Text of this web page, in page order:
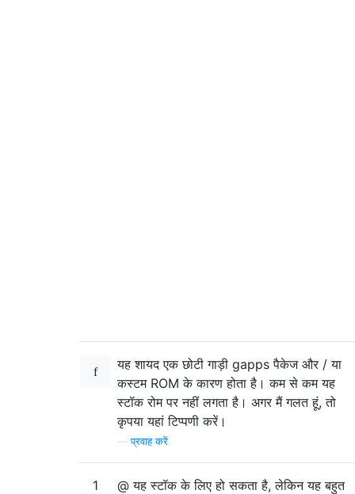
यह शायद एक छोटी गाड़ी gapps पैकेज और / या
कस्टम ROM के कारण होता है। कम से कम यह
स्टॉक रोम पर नहीं लगता है। अगर मैं गलत हूं, तो
कृपया यहां टिप्पणी करें।
—प्रवाह करें
1
@ यह स्टॉक के लिए हो सकता है, लेकिन यह बहुत